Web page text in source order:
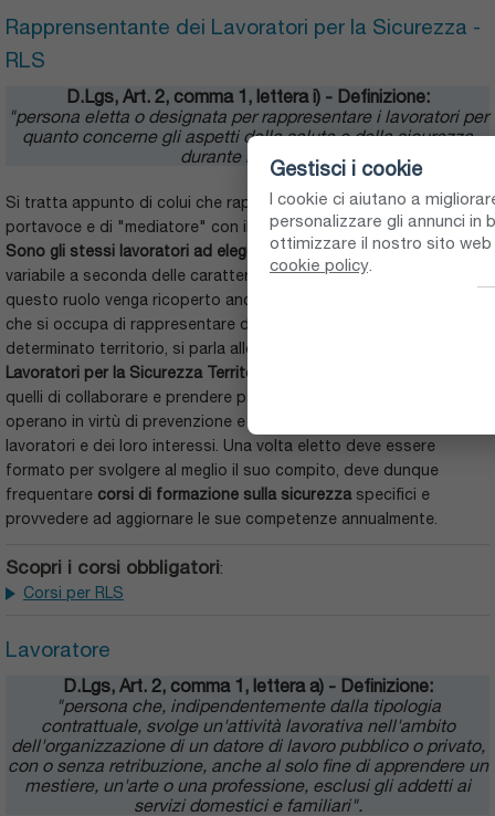
Rapprensentante dei Lavoratori per la Sicurezza -
RLS
D.Lgs, Art. 2, comma 1, lettera i) - Definizione:
"persona eletta o designata per rappresentare i lavoratori per
quanto concerne gli aspetti della salute e della sicurezza
durante il lavoro"
Si tratta appunto di colui che rappresenta i lavoratori in qualità di
portavoce e di "mediatore" con il Datore di Lavoro o il RSPP.
Sono gli stessi lavoratori ad eleggerloin numero e modalità
variabile a seconda delle caratteristiche dell'azienda. Capita che
questo ruolo venga ricoperto anche da un professionista esterno
che si occupa di rappresentare diverse aziende su un
determinato territorio, si parla allora di
Lavoratori per la Sicurezza Territoriale
quelli di collaborare e prendere parte a tutti i provvedimenti che si
operano in virtù di prevenzione e sicurezza in rappresentanza dei
lavoratori e dei loro interessi. Una volta eletto deve essere
formato per svolgere al meglio il suo compito, deve dunque
frequentare corsi di formazione sulla sicurezzaspecifici e
provvedere ad aggiornare le sue competenze annualmente.
Scopri i corsi obbligatori:
Corsi per RLS
Lavoratore
D.Lgs, Art. 2, comma 1, lettera a) - Definizione:
"persona che, indipendentemente dalla tipologia
contrattuale, svolge un'attività lavorativa nell'ambito
dell'organizzazione di un datore di lavoro pubblico o privato,
con o senza retribuzione, anche al solo fine di apprendere un
mestiere, un'arte o una professione, esclusi gli addetti ai
servizi domestici e familiari".
Gestisci i cookie
I cookie ci aiutano a
personalizzare gli annunci in
ottimizzare il nostro sito
cookie policy.